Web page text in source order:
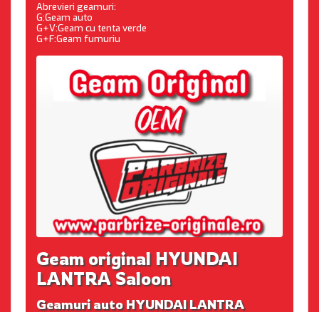
Abrevieri geamuri:
G:Geam auto
G+V:Geam cu tenta verde
G+F:Geam fumuriu
Geam original HYUNDAI
LANTRA Saloon
Geamuri auto HYUNDAI LANTRA